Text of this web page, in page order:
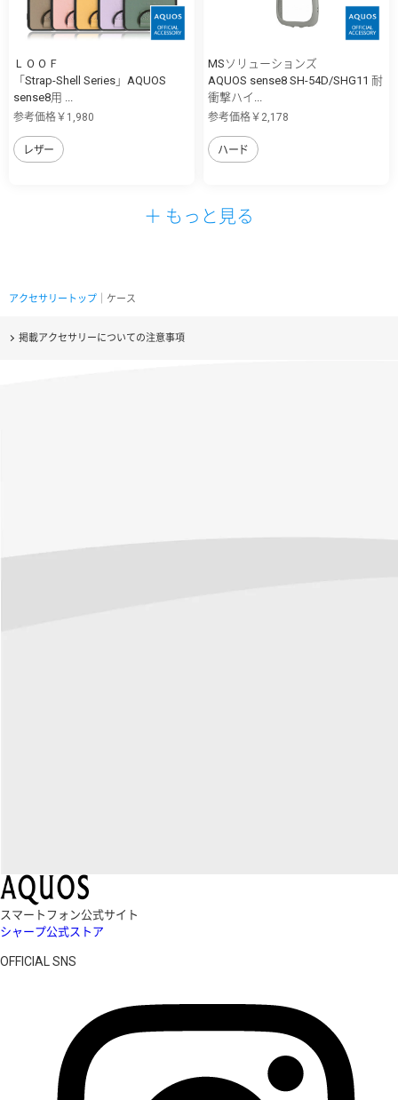
ＬＯＯＦ
「Strap-Shell Series」AQUOS
sense8用 ...
参考価格￥1,980
レザー
MSソリューションズ
AQUOS sense8 SH-54D/SHG11 耐
衝撃ハイ...
参考価格￥2,178
ハード
＋ もっと見る
アクセサリートップ ｜ケース
掲載アクセサリーについての注意事項
スマートフォン公式サイト
シャープ公式ストア
OFFICIAL SNS